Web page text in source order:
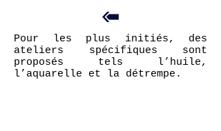
Pour les plus initiés, des
ateliers spécifiques sont
proposés tels l’huile,
l’aquarelle et la détrempe.